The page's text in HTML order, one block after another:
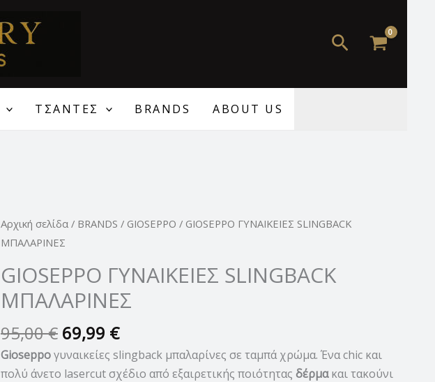
Αναζήτηση
ΤΣΑΝΤΕΣ BRANDS ABOUT US
Αρχική σελίδα/ BRANDS / GIOSEPPO / GIOSEPPO ΓΥΝΑΙΚΕΙΕΣ SLINGBACK
ΜΠΑΛΑΡΙΝΕΣ
GIOSEPPO ΓΥΝΑΙΚΕΙΕΣ SLINGBACK
ΜΠΑΛΑΡΙΝΕΣ
95,00€
Original
price
95,00 €.
69,99 €
Η
είναι:
69,99 €.
Gioseppoγυναικείες slingback μπαλαρίνες σε ταμπά χρώμα. Ένα chic και
πολύ άνετο lasercut σχέδιο από εξαιρετικής ποιότητας δέρμακαι τακούνι
GIOSEPPO
ΓΥΝΑΙΚΕΙΕΣ
ΜΠΑΛΑΡΙΝΕΣ
ποσότητα
69,99 €.